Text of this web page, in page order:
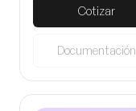
Cotizar
Documentación